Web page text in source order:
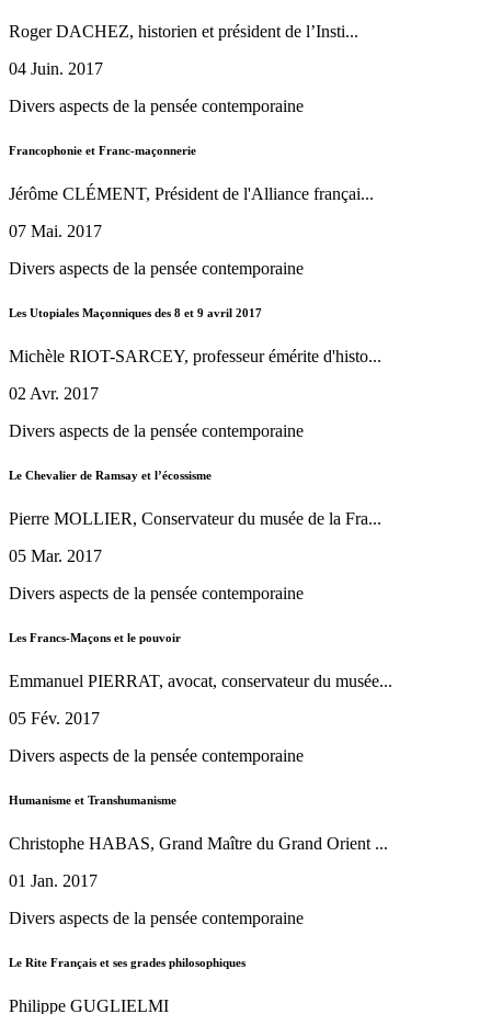
Roger DACHEZ, historien et président de l’Insti...
04 Juin. 2017
Divers aspects de la pensée contemporaine
Francophonie et Franc-maçonnerie
Jérôme CLÉMENT, Président de l'Alliance françai...
07 Mai. 2017
Divers aspects de la pensée contemporaine
Les Utopiales Maçonniques des 8 et 9 avril 2017
Michèle RIOT-SARCEY, professeur émérite d'histo...
02 Avr. 2017
Divers aspects de la pensée contemporaine
Le Chevalier de Ramsay et l’écossisme
Pierre MOLLIER, Conservateur du musée de la Fra...
05 Mar. 2017
Divers aspects de la pensée contemporaine
Les Francs-Maçons et le pouvoir
Emmanuel PIERRAT, avocat, conservateur du musée...
05 Fév. 2017
Divers aspects de la pensée contemporaine
Humanisme et Transhumanisme
Christophe HABAS, Grand Maître du Grand Orient ...
01 Jan. 2017
Divers aspects de la pensée contemporaine
Le Rite Français et ses grades philosophiques
Philippe GUGLIELMI